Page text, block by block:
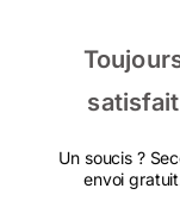
satisfait
Un soucis ?
envoi